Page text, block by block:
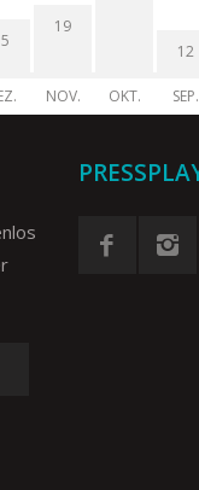
19
NOV. OKT.
12
SEP.